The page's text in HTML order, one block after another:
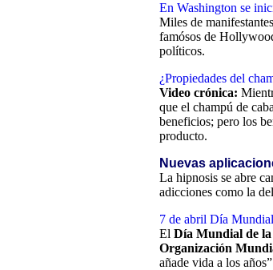
En Washington se
Miles de
famósos de
políticos.
¿Propiedades del
Video crónica:
que el champú de
beneficios; pero los
producto.
Nuevas
La hipnosis se abre
adicciones como la
7 de abril Día
El Día Mundial de la
Organización
añade vida a los